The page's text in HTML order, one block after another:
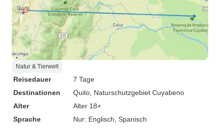
Natur & Tierwelt
Reisedauer
7 Tage
Destinationen
Quito , Naturschutzgebiet Cuyabeno
Alter
Alter 18+
Sprache
Nur: Englisch, Spanisch